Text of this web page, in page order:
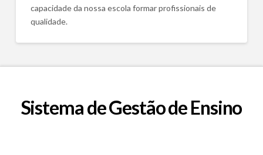
capacidade da nossa escola formar profissionais de
qualidade.
Sistema de Gestão de Ensino